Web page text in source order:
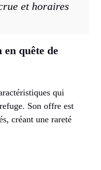
et horaires
quête de
qui
Son offre est
créant une rareté